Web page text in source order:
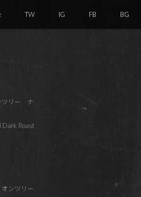
TW IG FB BG
ツリー ナ
Dark Roast
ンツリー